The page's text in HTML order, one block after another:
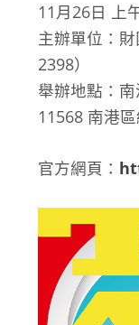
11月26日 上
主辦單位：
2398）
舉辦地點：
11568 南港區
官方網頁：